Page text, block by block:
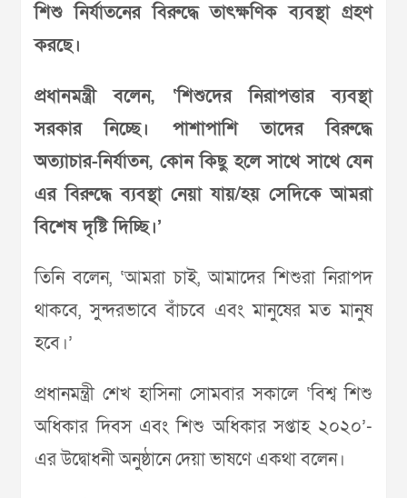
শিশু নির্যাতনের বিরুদ্ধে তাৎক্ষণিক ব্যবস্থা গ্রহণ
করছে।
প্রধানমন্ত্রী বলেন, ‘শিশুদের নিরাপত্তার ব্যবস্থা
সরকার নিচ্ছে। পাশাপাশি তাদের বিরুদ্ধে
অত্যাচার-নির্যাতন, কোন কিছু হলে সাথে সাথে যেন
এর বিরুদ্ধে ব্যবস্থা নেয়া যায়/হয় সেদিকে আমরা
বিশেষ দৃষ্টি দিচ্ছি।’
তিনি বলেন, ‘আমরা চাই, আমাদের শিশুরা নিরাপদ
থাকবে, সুন্দরভাবে বাঁচবে এবং মানুষের মত মানুষ
হবে।’
প্রধানমন্ত্রী শেখ হাসিনা সোমবার সকালে ‘বিশ্ব শিশু
অধিকার দিবস এবং শিশু অধিকার সপ্তাহ ২০২০’-
এর উদ্বোধনী অনুষ্ঠানে দেয়া ভাষণে একথা বলেন।